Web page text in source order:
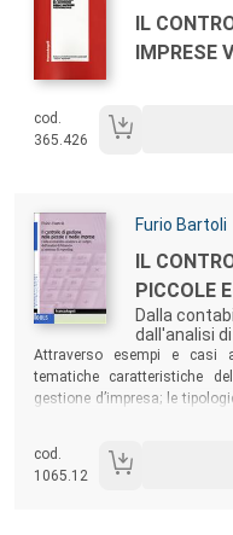
Titolo:
IL
IMPRESE
cod.
365.426
Autori:
Furio Bartoli
Titolo:
IL
PICCOLE
Dalla
dall'analisi
Sommario:
Attraverso esempi e casi
tematiche caratteristiche
gestione d’impresa; le
contabilità generale e
i centri aziendali; il
principali indicatori
cod.
1065.12